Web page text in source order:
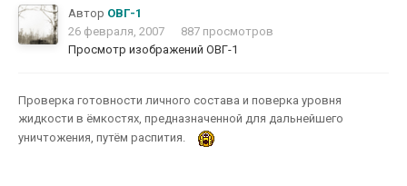
Автор ОВГ-1
26 февраля, 2007
887 просмотров
Просмотр изображений ОВГ-1
Проверка готовности личного состава и поверка уровня
жидкости в ёмкостях, предназначенной для дальнейшего
уничтожения, путём распития.